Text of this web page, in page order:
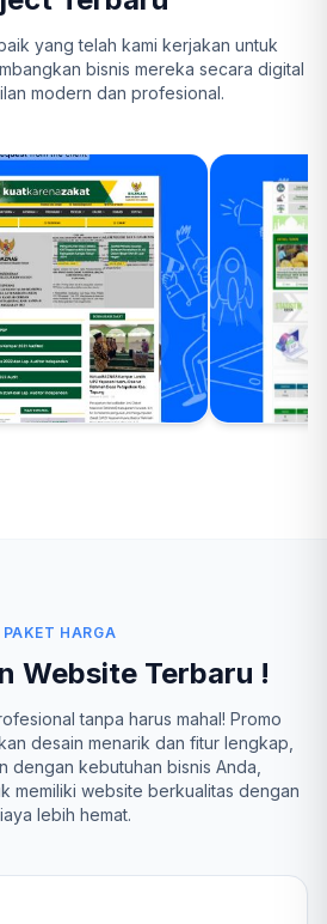
yang telah kami kerjakan untuk
bisnis mereka secara digital
modern dan profesional.
PAKET HARGA
Website Terbaru !
tanpa harus mahal! Promo
desain menarik dan fitur lengkap,
dengan kebutuhan bisnis Anda,
memiliki website berkualitas dengan
lebih hemat.